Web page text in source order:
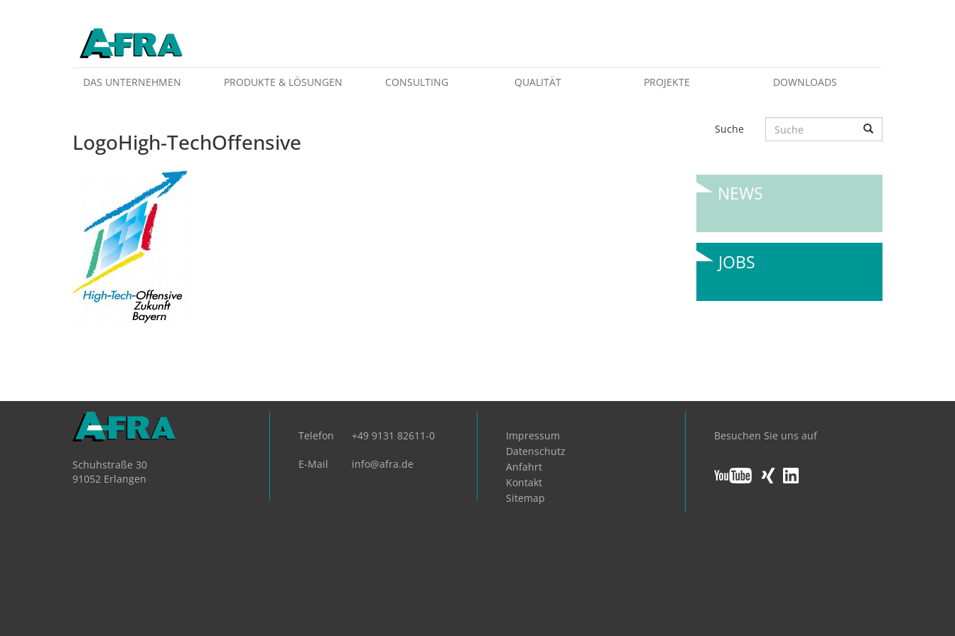
DAS UNTERNEHMEN PRODUKTE & LÖSUNGEN CONSULTING QUALITÄT PROJEKTE DOWNLOADS
LogoHigh-TechOffensive Suche
NEWS
JOBS
Schuhstraße 30
91052 Erlangen
Telefon +49 9131 82611-0
E-Mail info@afra.de
Impressum
Datenschutz
Anfahrt
Kontakt
Sitemap
Besuchen Sie uns auf